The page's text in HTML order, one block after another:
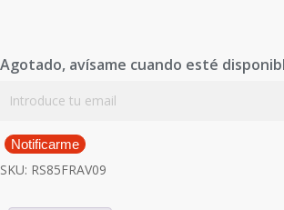
Agotado, avísame cuando esté
Notificarme
SKU: RS85FRAV09